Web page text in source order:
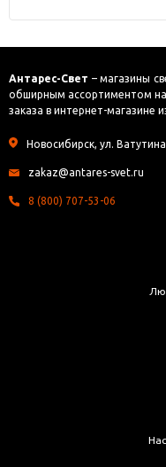
Антарес-Свет – магазины
обширным ассортиментом
заказа в интернет-магазине
Новосибирск, ул.
zakaz@antares-svet.ru
8 (800) 707-53-06